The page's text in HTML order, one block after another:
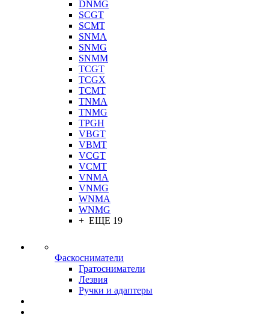
DNMG
SCGT
SCMT
SNMA
SNMG
SNMM
TCGT
TCGX
TCMT
TNMA
TNMG
TPGH
VBGT
VBMT
VCGT
VCMT
VNMA
VNMG
WNMA
WNMG
+ ЕЩЕ 19
Фаскосниматели
Гратосниматели
Лезвия
Ручки и адаптеры